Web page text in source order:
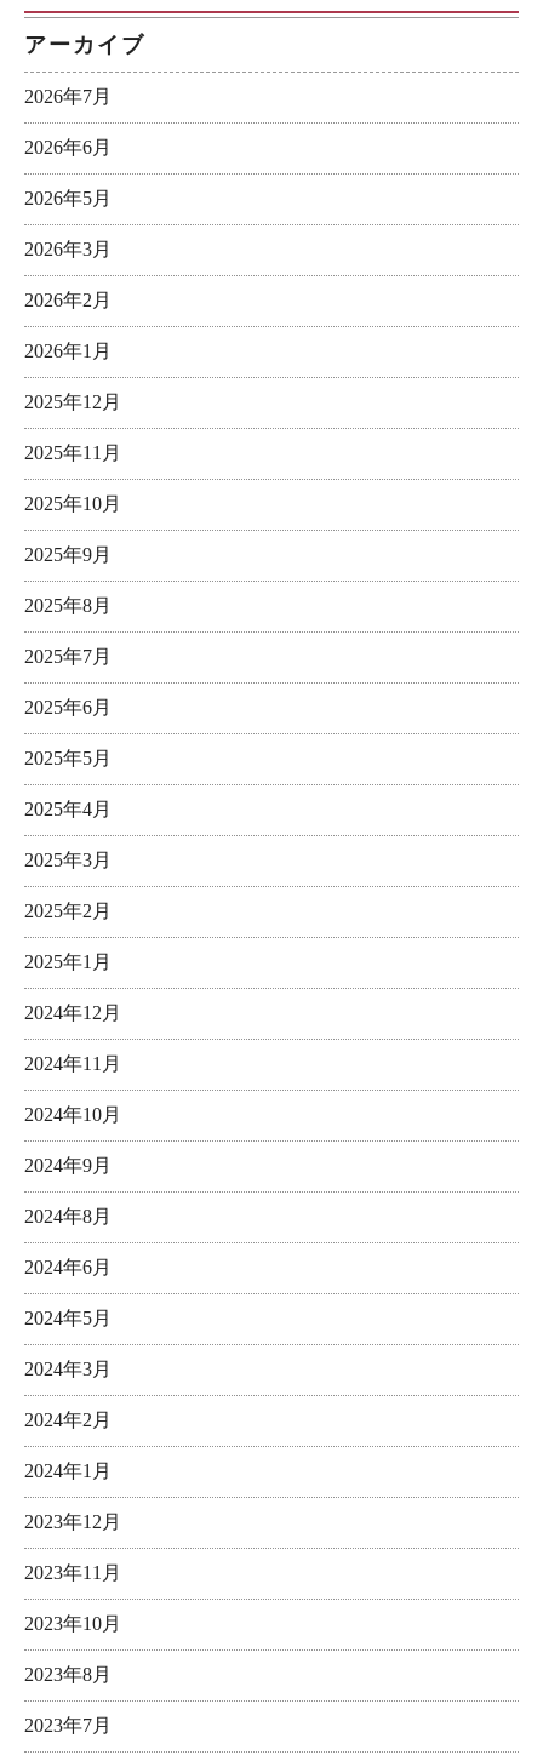
アーカイブ
2026年7月
2026年6月
2026年5月
2026年3月
2026年2月
2026年1月
2025年12月
2025年11月
2025年10月
2025年9月
2025年8月
2025年7月
2025年6月
2025年5月
2025年4月
2025年3月
2025年2月
2025年1月
2024年12月
2024年11月
2024年10月
2024年9月
2024年8月
2024年6月
2024年5月
2024年3月
2024年2月
2024年1月
2023年12月
2023年11月
2023年10月
2023年8月
2023年7月